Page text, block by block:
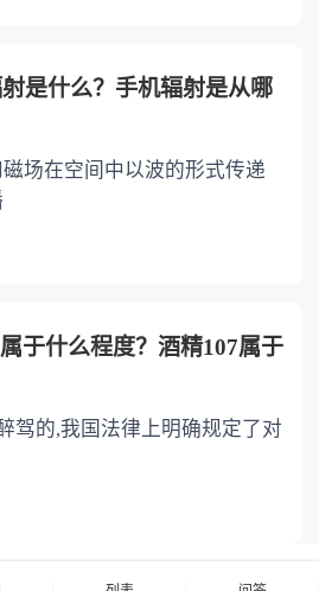
是什么？手机辐射是从哪
场在空间中以波的形式传递
于什么程度？酒精107属于
驾的,我国法律上明确规定了对